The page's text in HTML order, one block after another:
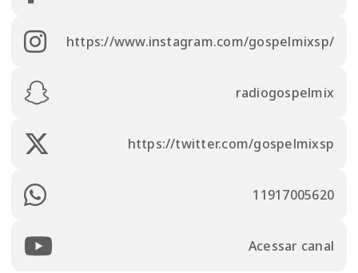
https://www.instagram.com/gospelmixsp/
radiogospelmix
https://twitter.com/gospelmixsp
11917005620
Acessar canal